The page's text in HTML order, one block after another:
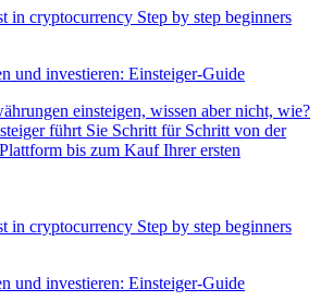
und investieren: Einsteiger-Guide
einsteigen, wissen aber nicht, wie?
führt Sie Schritt für Schritt von der
bis zum Kauf Ihrer ersten
und investieren: Einsteiger-Guide